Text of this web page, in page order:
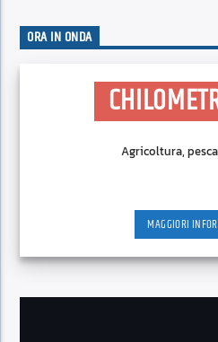
ORA IN ONDA
Agricoltura,
MAGGIORI